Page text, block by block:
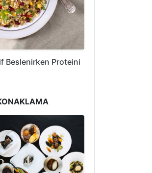
Beslenirken Proteini